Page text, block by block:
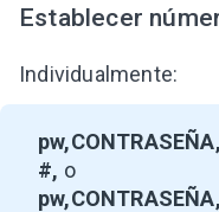
Establecer
Individualmente:
#, o